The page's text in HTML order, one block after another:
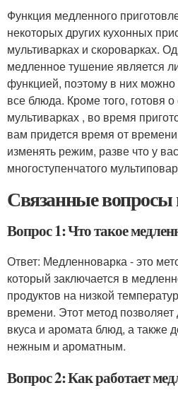
Функция медленного
некоторых других кухонных
мультиварках и скороварках.
медленное тушение является
функцией, поэтому в них можно
все блюда. Кроме того, готовя о
мультиварках , во время
вам придется время от
изменять режим, разве что у
многоступенчатого
Связанные вопросы
Вопрос 1: Что такое
Ответ: Медленноварка - это
который заключается в
продуктов на низкой
времени. Этот метод
вкуса и аромата блюд, а также
нежным и ароматным.
Вопрос 2: Как работает